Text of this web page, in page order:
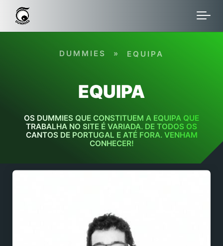
Skip to main content
EQUIPA
OS DUMMIES QUE CONSTITUEM A EQUIPA QUE
TRABALHA NO SITE É VARIADA. DE TODOS OS
CANTOS DE PORTUGAL E ATÉ FORA. VENHAM
CONHECER!
DUMMIES » EQUIPA